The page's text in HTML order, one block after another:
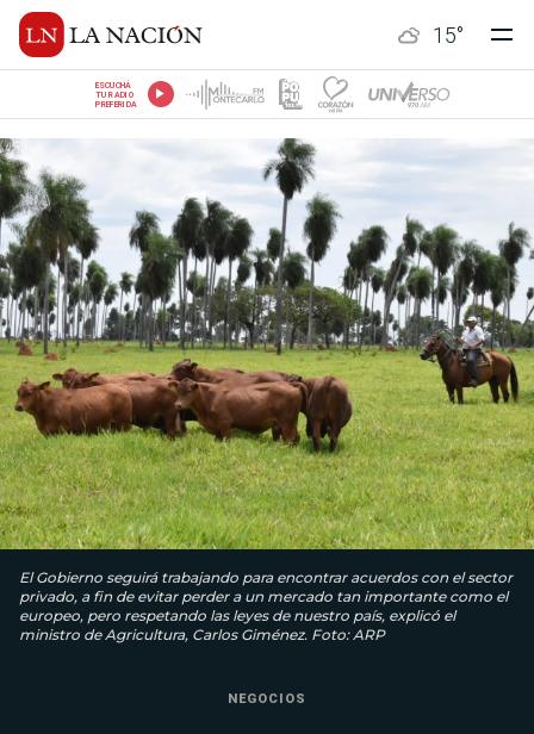
15°
ESCUCHÁ
TU RADIO
PREFERIDA
El Gobierno seguirá trabajando para encontrar acuerdos con el sector
privado, a fin de evitar perder a un mercado tan importante como el
europeo, pero respetando las leyes de nuestro país, explicó el
ministro de Agricultura, Carlos Giménez. Foto: ARP
NEGOCIOS